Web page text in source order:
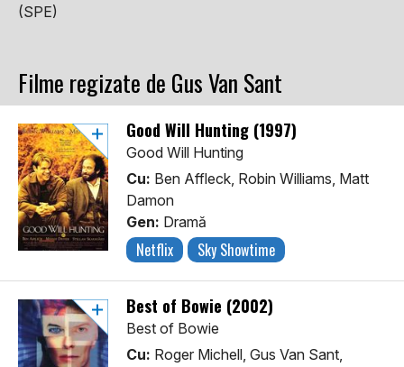
(SPE)
Filme regizate de Gus Van Sant
Good Will Hunting (1997)
Good Will Hunting
Cu: Ben Affleck, Robin Williams, Matt
Damon
Gen: Dramă
Netflix Sky Showtime
Best of Bowie (2002)
Best of Bowie
Cu: Roger Michell, Gus Van Sant,